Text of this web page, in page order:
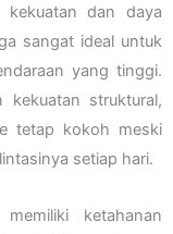
kekuatan dan daya
sangat ideal untuk
yang tinggi.
kekuatan struktural,
tetap kokoh meski
setiap hari.
ketahanan